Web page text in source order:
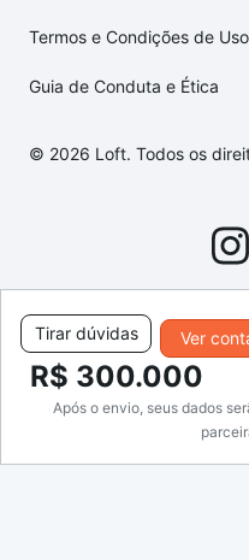
Ver
Tirar dúvidas
R$ 300.000
Após o envio, seus dados
Termos e Condições de Uso
Guia de Conduta e Ética
© 2026 Loft. Todos os